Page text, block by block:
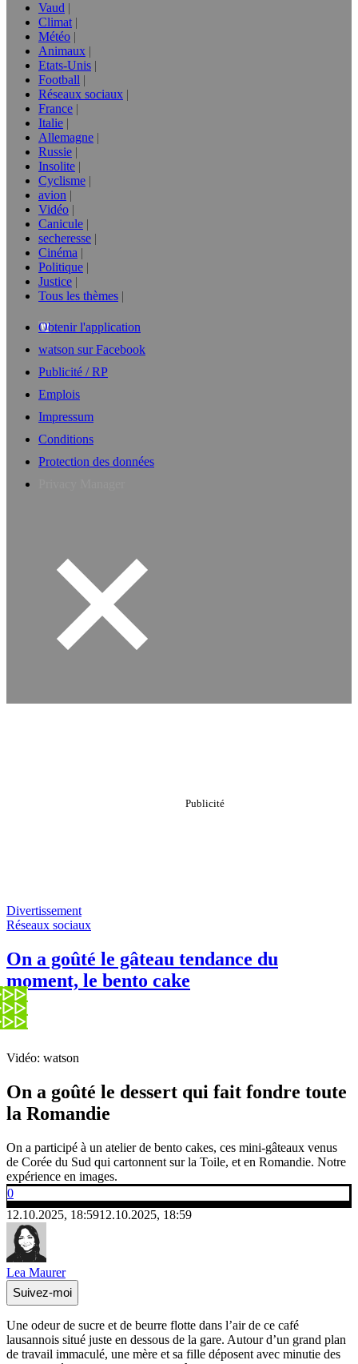
Vaud
Climat
Météo
Animaux
Etats-Unis
Football
Réseaux sociaux
France
Italie
Allemagne
Russie
Insolite
Cyclisme
avion
Vidéo
Canicule
secheresse
Cinéma
Politique
Justice
Tous les thèmes
Obtenir l'application
watson sur Facebook
Publicité / RP
Emplois
Impressum
Conditions
Protection des données
Divertissement
Réseaux sociaux
On a goûté le gâteau tendance du
moment, le bento cake
Vidéo: watson
On a goûté le dessert qui fait fondre toute
la Romandie
On a participé à un atelier de bento cakes, ces mini-gâteaux venus
de Corée du Sud qui cartonnent sur la Toile, et en Romandie. Notre
expérience en images.
0
12.10.2025, 18:5912.10.2025, 18:59
Lea Maurer
Suivez-moi
Une odeur de sucre et de beurre flotte dans l’air de ce café
lausannois situé juste en dessous de la gare. Autour d’un grand plan
de travail immaculé, une mère et sa fille déposent avec minutie des